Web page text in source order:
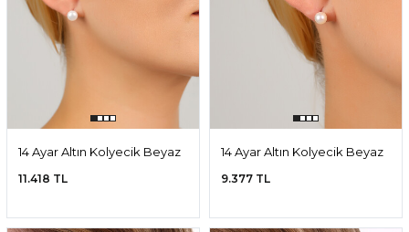
14 Ayar Altın Kolyecik Beyaz
11.418 TL
14 Ayar Altın Kolyecik Beyaz
9.377 TL